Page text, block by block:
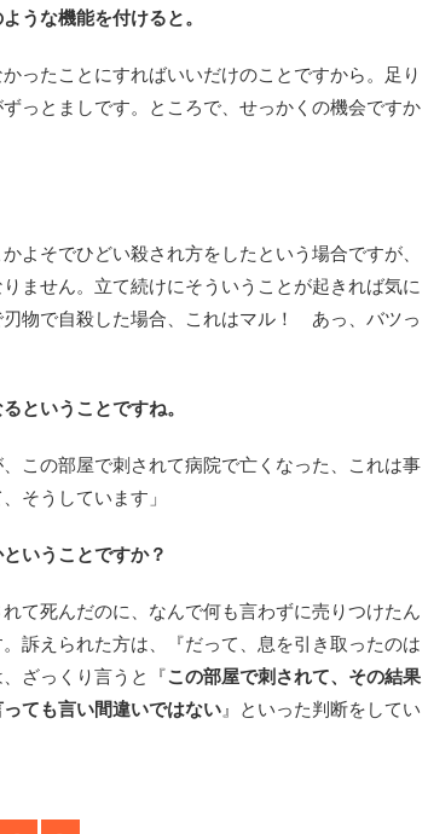
うな機能を付けると。
ったことにすればいいだけのことですから。足り
っとましです。ところで、せっかくの機会ですか
よそでひどい殺され方をしたという場合ですが、
ません。立て続けにそういうことが起きれば気に
物で自殺した場合、これはマル！ あっ、バツっ
ということですね。
この部屋で刺されて病院で亡くなった、これは事
そうしています」
いうことですか？
て死んだのに、なんで何も言わずに売りつけたん
訴えられた方は、『だって、息を引き取ったのは
ざっくり言うと『この部屋で刺されて、その結果
ても言い間違いではない 』といった判断をしてい